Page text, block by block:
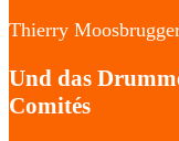
Thierry
Und das
Comités